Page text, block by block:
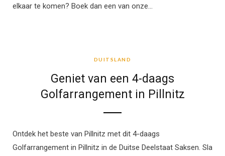
elkaar te komen? Boek dan een van onze…
DUITSLAND
Geniet van een 4-daags
Golfarrangement in Pillnitz
Ontdek het beste van Pillnitz met dit 4-daags
Golfarrangement in Pillnitz in de Duitse Deelstaat Saksen. Sla